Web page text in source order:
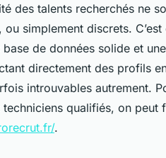
des talents recherchés ne
ou simplement discrets. C’est
base de données solide et
directement des profils
introuvables autrement.
techniciens qualifiés, on
.